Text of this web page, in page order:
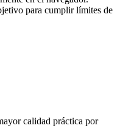
para cumplir límites de
calidad práctica por